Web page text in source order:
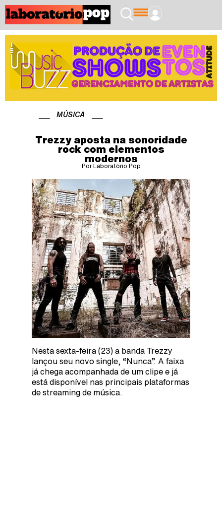
MÚSICA
Trezzy aposta na sonoridade
rock com elementos
modernos
Por Laboratório Pop
Nesta sexta-feira (23) a banda Trezzy
lançou seu novo single, “Nunca”. A faixa
já chega acompanhada de um clipe e já
está disponível nas principais plataformas
de streaming de música.